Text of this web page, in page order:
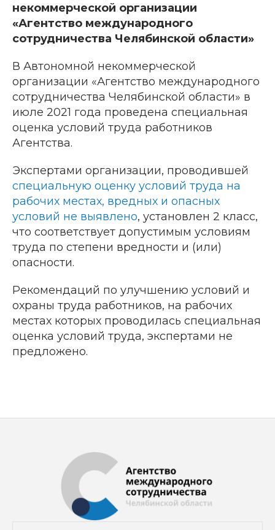
некоммерческой организации
«Агентство международного
сотрудничества Челябинской области»
В Автономной некоммерческой
организации «Агентство международного
сотрудничества Челябинской области» в
июле 2021 года проведена специальная
оценка условий труда работников
Агентства.
Экспертами организации, проводившей
специальную оценку условий труда на
рабочих местах, вредных и опасных
условий не выявлено, установлен 2 класс,
что соответствует допустимым условиям
труда по степени вредности и (или)
опасности.
Рекомендаций по улучшению условий и
охраны труда работников, на рабочих
местах которых проводилась специальная
оценка условий труда, экспертами не
предложено.